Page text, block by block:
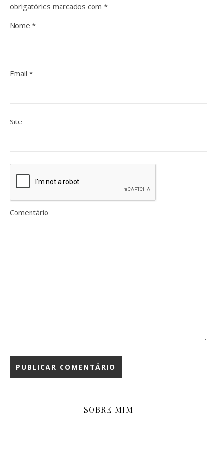
obrigatórios marcados com *
Nome *
Email *
Site
Comentário
SOBRE MIM